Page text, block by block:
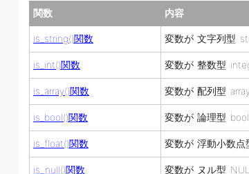
関数 内容
is_string()関数 変数が 文字列型
is_int()関数 変数が 整数型
is_array()関数 変数が 配列型
is_bool()関数 変数が 論理型
is_float()関数 変数が 浮動小数
is_null()関数 変数が ヌル型